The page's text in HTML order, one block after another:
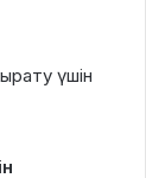
үшін